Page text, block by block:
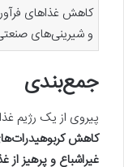
کاهش غذاهای
و شیرینی‌های
جمع‌بندی
پیروی از یک رژیم
کاهش
غیراشباع و پرهیز